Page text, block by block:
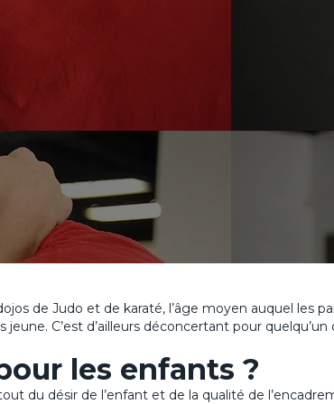
de Judo et de karaté, l’âge moyen auquel les
C’est d’ailleurs déconcertant pour quelqu’un
les enfants ?
du désir de l’enfant et de la qualité de